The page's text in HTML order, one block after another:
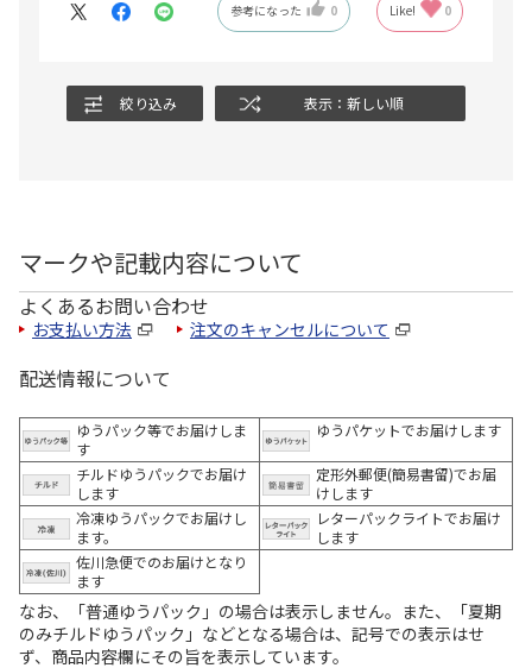
参考になった 0 Like! 0
絞り込み 表示：新しい順
マークや記載内容について
よくあるお問い合わせ
お支払い方法 注文のキャンセルについて
配送情報について
ゆうパック等でお届けしま
す
ゆうパケットでお届けします
チルドゆうパックでお届け
します
定形外郵便(簡易書留)でお届
けします
冷凍ゆうパックでお届けし
ます。
レターパックライトでお届け
します
佐川急便でのお届けとなり
ます
なお、「普通ゆうパック」の場合は表示しません。また、「夏期
のみチルドゆうパック」などとなる場合は、記号での表示はせ
ず、商品内容欄にその旨を表示しています。